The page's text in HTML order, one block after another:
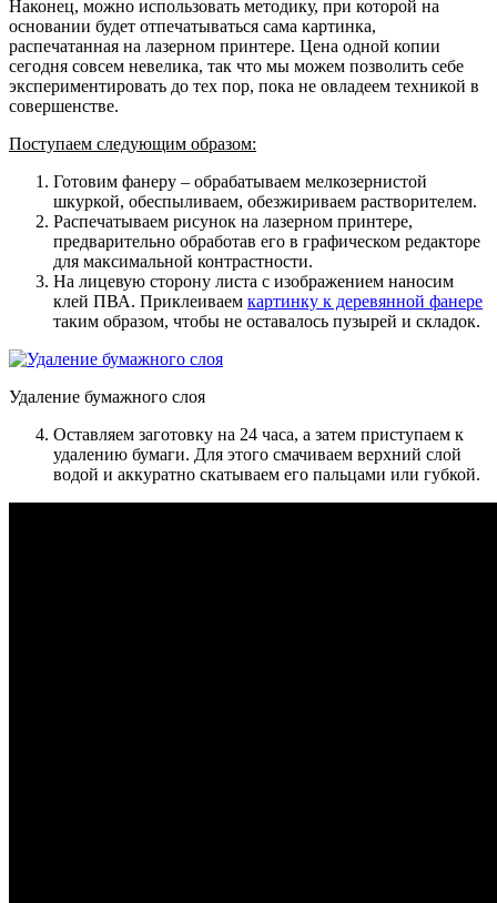
Наконец, можно использовать методику, при которой на
основании будет отпечатываться сама картинка,
распечатанная на лазерном принтере. Цена одной копии
сегодня совсем невелика, так что мы можем позволить себе
экспериментировать до тех пор, пока не овладеем техникой в
совершенстве.
Поступаем следующим образом:
Готовим фанеру – обрабатываем мелкозернистой
шкуркой, обеспыливаем, обезжириваем растворителем.
Распечатываем рисунок на лазерном принтере,
предварительно обработав его в графическом редакторе
для максимальной контрастности.
На лицевую сторону листа с изображением наносим
клей ПВА. Приклеиваем картинку к деревянной фанере
таким образом, чтобы не оставалось пузырей и складок.
Удаление бумажного слоя
Оставляем заготовку на 24 часа, а затем приступаем к
удалению бумаги. Для этого смачиваем верхний слой
водой и аккуратно скатываем его пальцами или губкой.